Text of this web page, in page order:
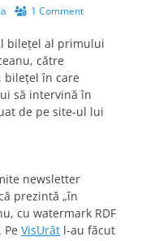
1 Comment
bileţel al primului
către
bileţel în care
să intervină în
de pe site-ul lui
newsletter
prezintă „în
cu watermark RDF
VisUrât l-au făcut